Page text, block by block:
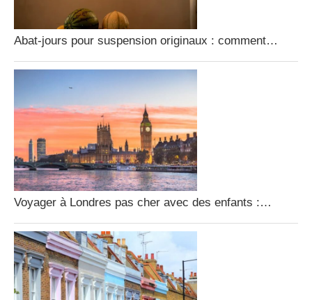
Abat-jours pour suspension originaux : comment…
Voyager à Londres pas cher avec des enfants :…